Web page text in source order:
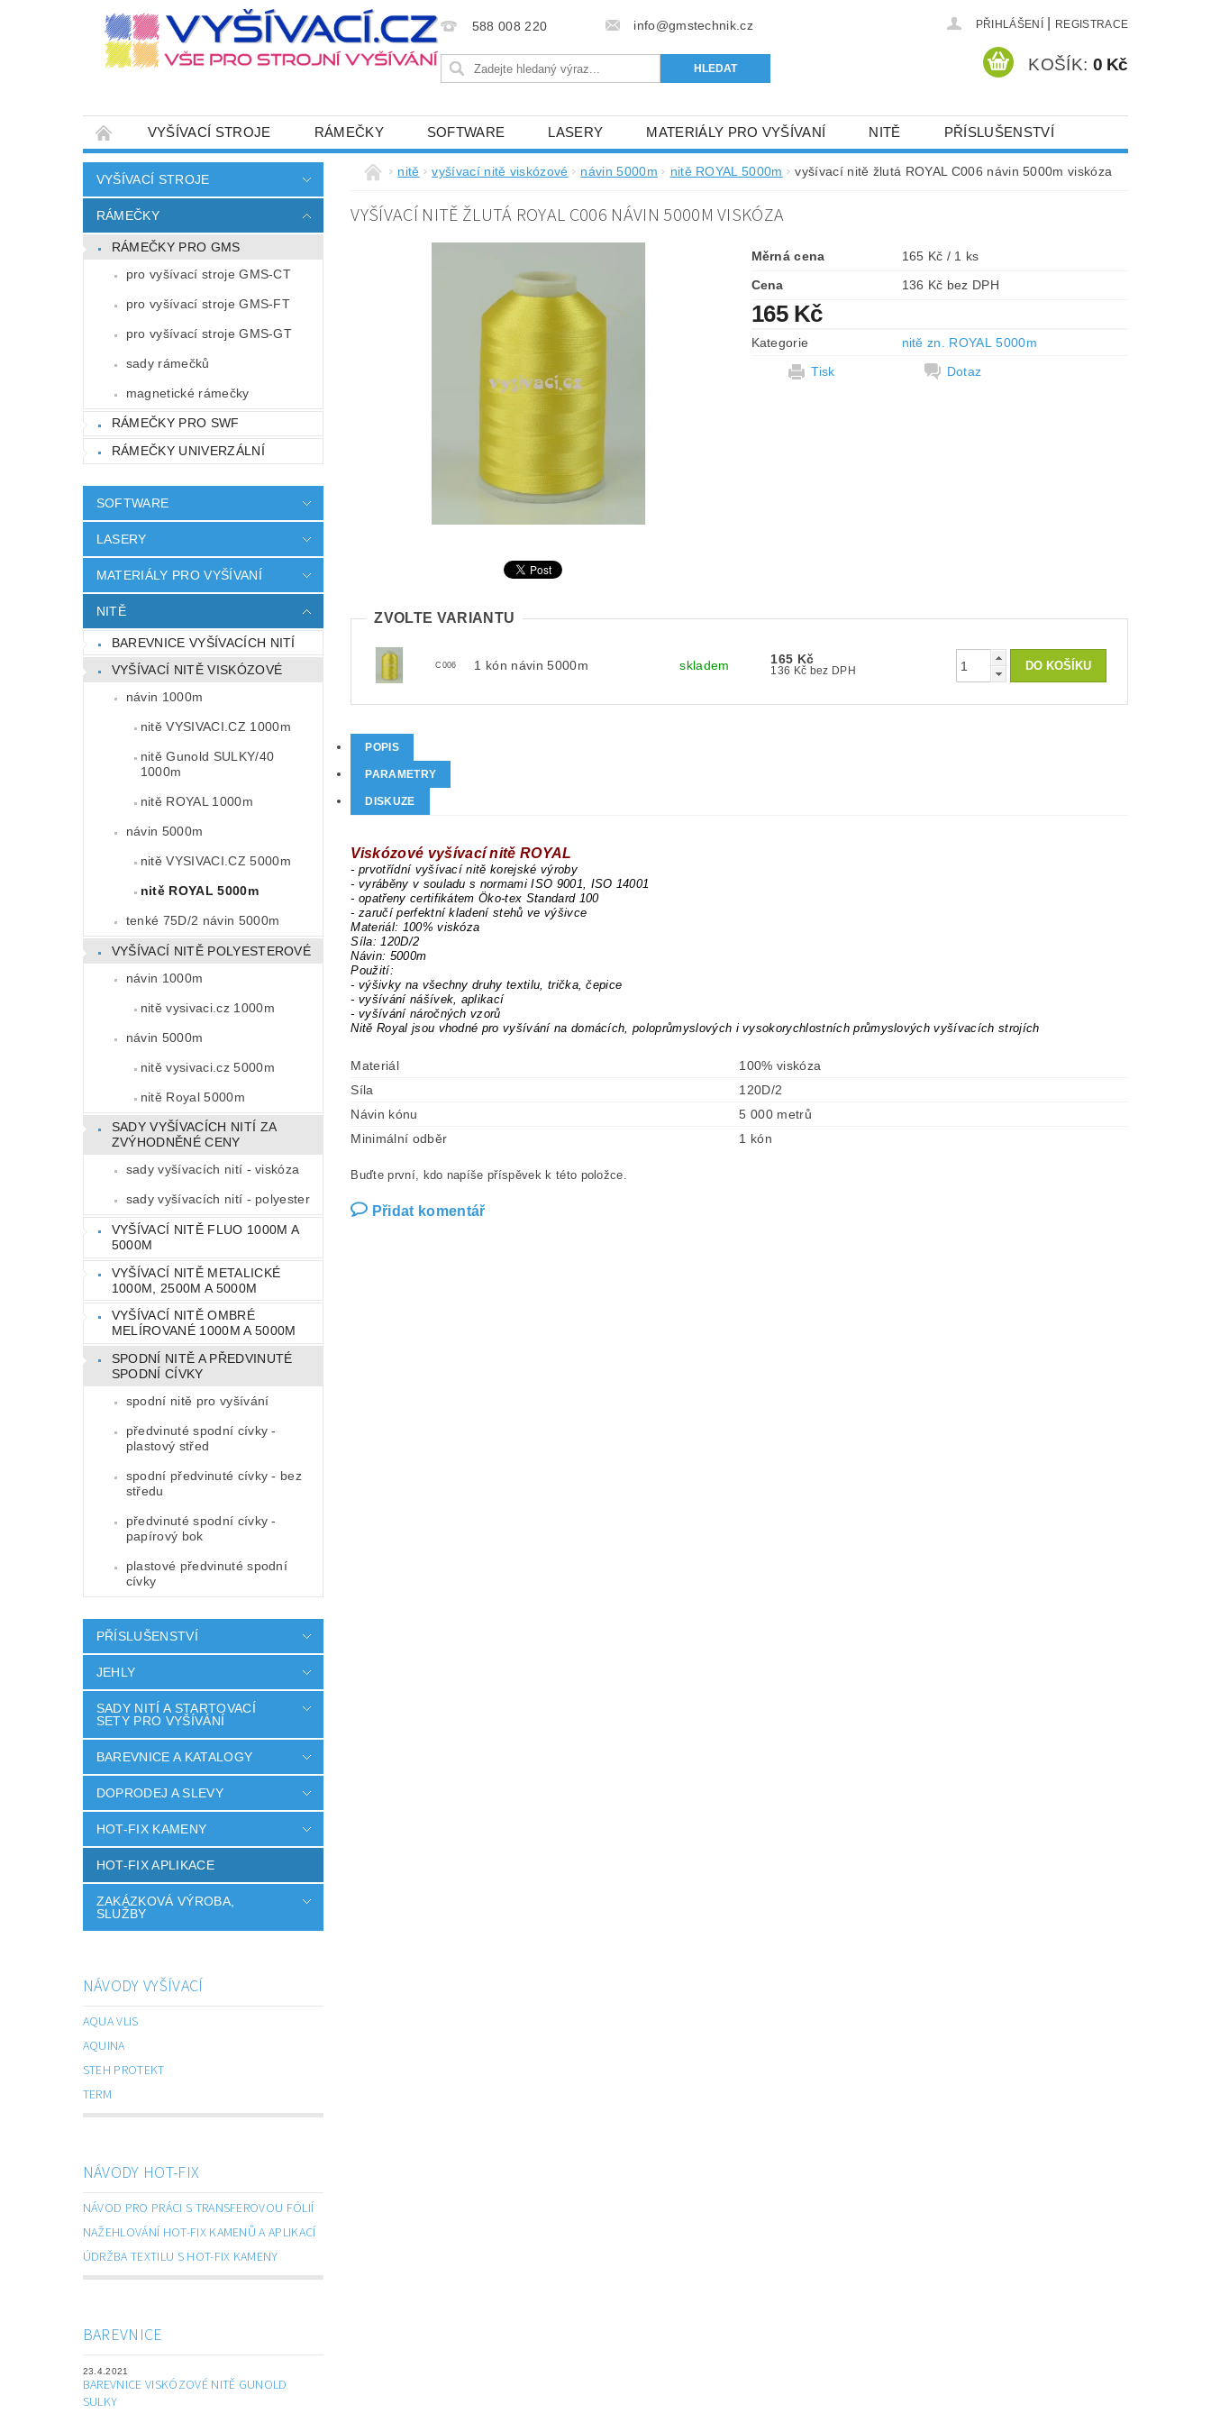
588 008 220 info@gmstechnik.cz PŘIHLÁŠENÍ REGISTRACE
KOŠÍK: 0 Kč
VYŠÍVACÍ STROJE RÁMEČKY SOFTWARE LASERY MATERIÁLY PRO VYŠÍVANÍ NITĚ PŘÍSLUŠENSTVÍ
JEHLY SADY NITÍ A STARTOVACÍ SETY PRO VYŠÍVÁNÍ BAREVNICE A KATALOGY DOPRODEJ A SLEVY HOT-FIX KAMENY
HOT-FIX APLIKACE ZAKÁZKOVÁ VÝROBA, SLUŽBY
CENÍK DOPRAVY (NÁKLADŮ EXPEDICE) PLATNÝ OD 6. 5.2024
ZÁSADY OCHRANY OSOBNÍCH ÚDAJŮ
VYŠÍVACÍ STROJE
RÁMEČKY
RÁMEČKY PRO GMS
pro vyšívací stroje GMS-CT
pro vyšívací stroje GMS-FT
pro vyšívací stroje GMS-GT
sady rámečků
magnetické rámečky
RÁMEČKY PRO SWF
RÁMEČKY UNIVERZÁLNÍ
SOFTWARE
LASERY
MATERIÁLY PRO VYŠÍVANÍ
NITĚ
BAREVNICE VYŠÍVACÍCH NITÍ
VYŠÍVACÍ NITĚ VISKÓZOVÉ
návin 1000m
nitě VYSIVACI.CZ 1000m
nitě Gunold SULKY/40
1000m
nitě ROYAL 1000m
návin 5000m
nitě VYSIVACI.CZ 5000m
nitě ROYAL 5000m
tenké 75D/2 návin 5000m
VYŠÍVACÍ NITĚ POLYESTEROVÉ
návin 1000m
nitě vysivaci.cz 1000m
návin 5000m
nitě vysivaci.cz 5000m
nitě Royal 5000m
SADY VYŠÍVACÍCH NITÍ ZA
ZVÝHODNĚNÉ CENY
sady vyšívacích nití - viskóza
sady vyšívacích nití - polyester
VYŠÍVACÍ NITĚ FLUO 1000M A
5000M
VYŠÍVACÍ NITĚ METALICKÉ
1000M, 2500M A 5000M
VYŠÍVACÍ NITĚ OMBRÉ
MELÍROVANÉ 1000M A 5000M
SPODNÍ NITĚ A PŘEDVINUTÉ
SPODNÍ CÍVKY
spodní nitě pro vyšívání
předvinuté spodní cívky -
plastový střed
spodní předvinuté cívky - bez
středu
předvinuté spodní cívky -
papírový bok
plastové předvinuté spodní
cívky
PŘÍSLUŠENSTVÍ
JEHLY
SADY NITÍ A STARTOVACÍ
SETY PRO VYŠÍVÁNÍ
BAREVNICE A KATALOGY
DOPRODEJ A SLEVY
HOT-FIX KAMENY
HOT-FIX APLIKACE
ZAKÁZKOVÁ VÝROBA,
SLUŽBY
NÁVODY VYŠÍVACÍ
AQUA VLIS
AQUINA
STEH PROTEKT
TERM
NÁVODY HOT-FIX
NÁVOD PRO PRÁCI S TRANSFEROVOU FÓLIÍ
NAŽEHLOVÁNÍ HOT-FIX KAMENŮ A APLIKACÍ
ÚDRŽBA TEXTILU S HOT-FIX KAMENY
BAREVNICE
23.4.2021
BAREVNICE VISKÓZOVÉ NITĚ GUNOLD
SULKY
nitě vyšívací nitě viskózové návin 5000m nitě ROYAL 5000m vyšívací nitě žlutá ROYAL C006 návin 5000m viskóza
VYŠÍVACÍ NITĚ ŽLUTÁ ROYAL C006 NÁVIN 5000M VISKÓZA
Měrná cena
165 Kč / 1 ks
Cena
136 Kč bez DPH
165 Kč
Kategorie
nitě zn. ROYAL 5000m
Tisk
Dotaz
ZVOLTE VARIANTU
C006 1 kón návin 5000m skladem 165 Kč
136 Kč bez DPH
POPIS
PARAMETRY
DISKUZE
Viskózové vyšívací nitě ROYAL
- prvotřídní vyšívací nitě korejské výroby
- vyráběny v souladu s normami ISO 9001, ISO 14001
- opatřeny certifikátem Öko-tex Standard 100
- zaručí perfektní kladení stehů ve výšivce
Materiál: 100% viskóza
Síla: 120D/2
Návin: 5000m
Použití:
- výšivky na všechny druhy textilu, trička, čepice
- vyšívání nášívek, aplikací
- vyšívání náročných vzorů
Nitě Royal jsou vhodné pro vyšívání na domácích, poloprůmyslových i vysokorychlostních průmyslových vyšívacích strojích
Materiál
100% viskóza
Síla
120D/2
Návin kónu
5 000 metrů
Minimální odběr
1 kón
Buďte první, kdo napíše příspěvek k této položce.
Přidat komentář